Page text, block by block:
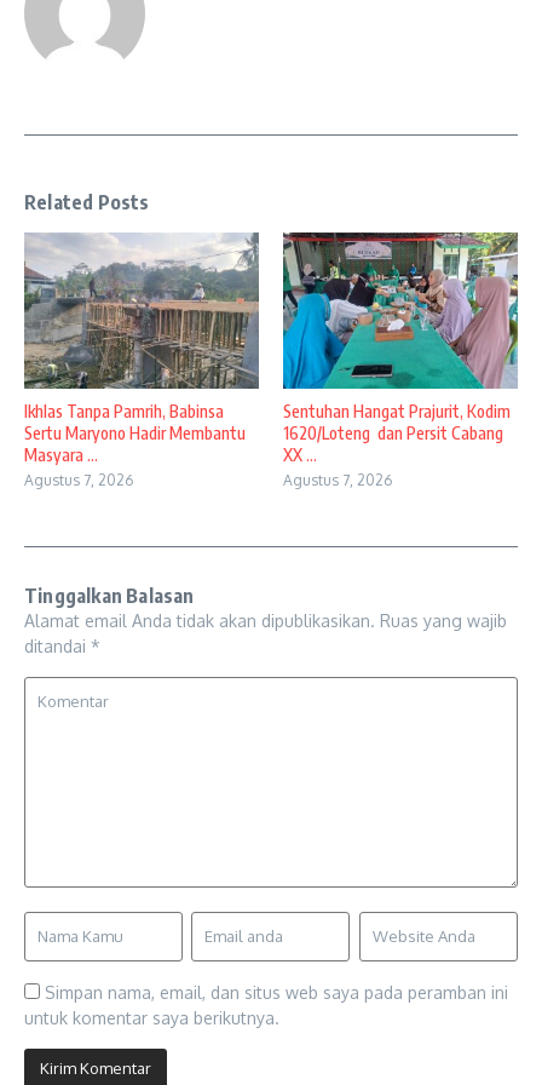
Related Posts
Ikhlas Tanpa Pamrih, Babinsa
Sertu Maryono Hadir Membantu
Masyara ...
Agustus 7, 2026
Sentuhan Hangat Prajurit, Kodim
1620/Loteng dan Persit Cabang
XX ...
Agustus 7, 2026
Tinggalkan Balasan
Alamat email Anda tidak akan dipublikasikan. Ruas yang wajib
ditandai *
Simpan nama, email, dan situs web saya pada peramban ini
untuk komentar saya berikutnya.